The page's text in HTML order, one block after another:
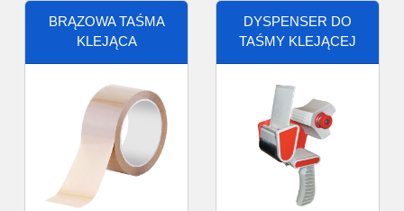
BRĄZOWA TAŚMA
KLEJĄCA
DYSPENSER DO
TAŚMY KLEJĄCEJ